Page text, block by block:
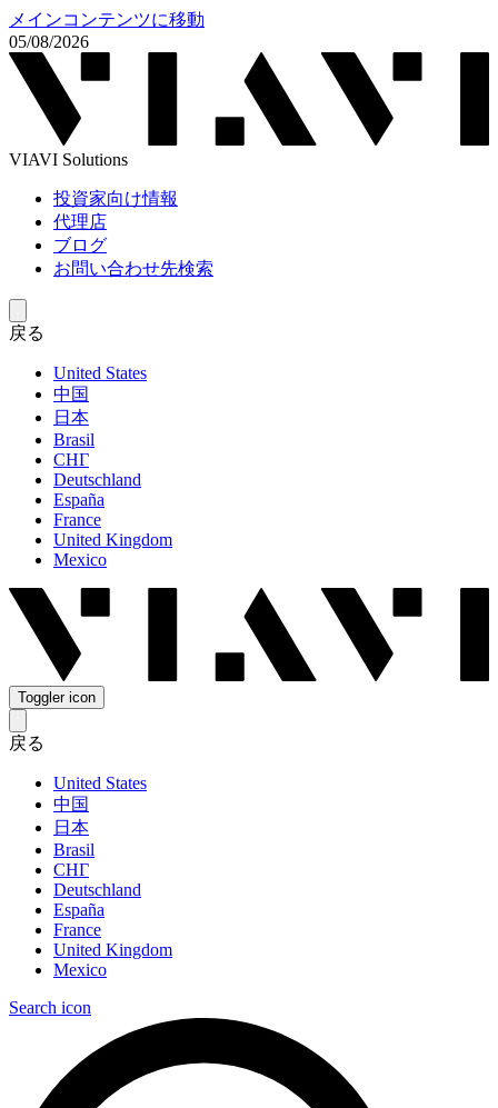
メインコンテンツに移動
05/08/2026
VIAVI Solutions
投資家向け情報
代理店
ブログ
お問い合わせ先検索
戻る
United States
中国
日本
Brasil
СНГ
Deutschland
España
France
United Kingdom
Mexico
Toggler icon
戻る
United States
中国
日本
Brasil
СНГ
Deutschland
España
France
United Kingdom
Mexico
Search icon